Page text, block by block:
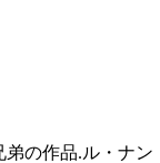
弟の作品.ル・ナン